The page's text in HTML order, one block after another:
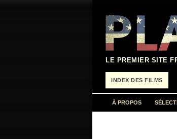
contenu
LE PREMIER SITE
INDEX DES FILMS
À PROPOS